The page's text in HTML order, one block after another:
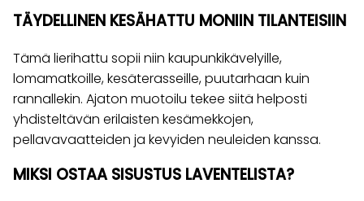
TÄYDELLINEN KESÄHATTU MONIIN TILANTEISIIN
Tämä lierihattu sopii niin kaupunkikävelyille,
lomamatkoille, kesäterasseille, puutarhaan kuin
rannallekin. Ajaton muotoilu tekee siitä helposti
yhdisteltävän erilaisten kesämekkojen,
pellavavaatteiden ja kevyiden neuleiden kanssa.
MIKSI OSTAA SISUSTUS LAVENTELISTA?